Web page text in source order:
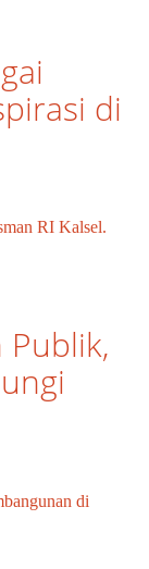
di
Publik,